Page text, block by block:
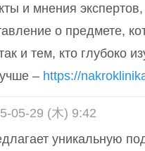
и мнения
о предмете,
и тем, кто глубоко
– https://
05-29 (木) 9:42
уникальную